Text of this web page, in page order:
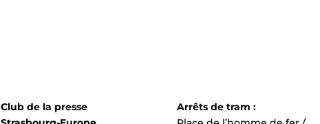
Club de la presse
Arrêts de tram :